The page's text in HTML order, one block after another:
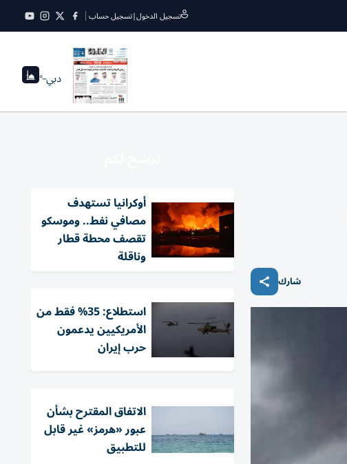
تسجيل الدخول|تسجيل حساب
دبي--°
شارك
أوكرانيا تستهدف
مصافي نفط.. وموسكو
تقصف محطة قطار
وناقلة
استطلاع: 35% فقط من
الأمريكيين يدعمون
حرب إيران
الاتفاق المقترح بشأن
عبور «هرمز» غير قابل
للتطبيق